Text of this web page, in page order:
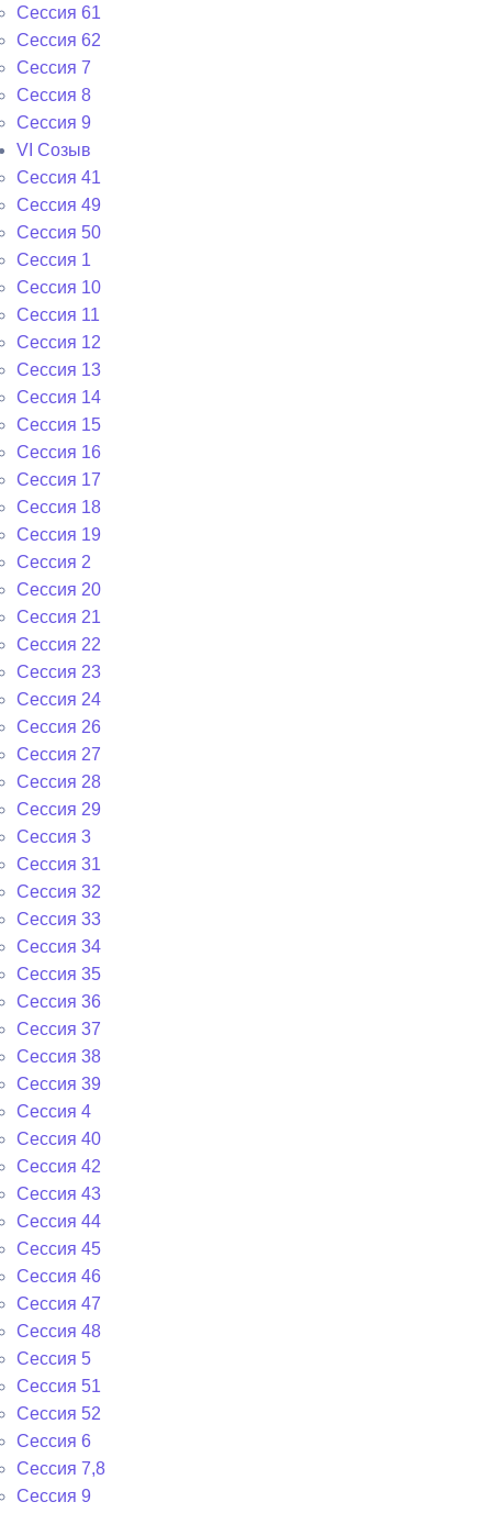
Сессия 61
Сессия 62
Сессия 7
Сессия 8
Сессия 9
VI Cозыв
Cессия 41
Cессия 49
Cессия 50
Сессия 1
Сессия 10
Сессия 11
Сессия 12
Сессия 13
Сессия 14
Сессия 15
Сессия 16
Сессия 17
Сессия 18
Сессия 19
Сессия 2
Сессия 20
Сессия 21
Сессия 22
Сессия 23
Сессия 24
Сессия 26
Сессия 27
Сессия 28
Сессия 29
Сессия 3
Сессия 31
Сессия 32
Сессия 33
Сессия 34
Сессия 35
Сессия 36
Сессия 37
Сессия 38
Сессия 39
Сессия 4
Сессия 40
Сессия 42
Сессия 43
Сессия 44
Сессия 45
Сессия 46
Сессия 47
Сессия 48
Сессия 5
Сессия 51
Сессия 52
Сессия 6
Сессия 7,8
Сессия 9